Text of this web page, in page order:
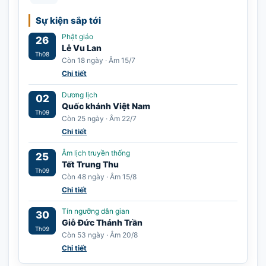
Sự kiện sắp tới
26
Th08
Phật giáo
Lễ Vu Lan
Còn 18 ngày · Âm 15/7
Chi tiết
02
Th09
Dương lịch
Quốc khánh Việt Nam
Còn 25 ngày · Âm 22/7
Chi tiết
25
Th09
Âm lịch truyền thống
Tết Trung Thu
Còn 48 ngày · Âm 15/8
Chi tiết
30
Th09
Tín ngưỡng dân gian
Giỗ Đức Thánh Trần
Còn 53 ngày · Âm 20/8
Chi tiết